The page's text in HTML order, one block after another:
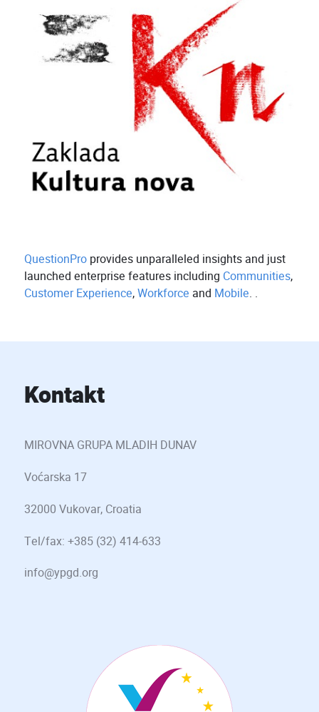
QuestionPro provides unparalleled insights and just
launched enterprise features including Communities,
Customer Experience,Workforce and Mobile. .
Kontakt
MIROVNA GRUPA MLADIH DUNAV
Voćarska 17
32000 Vukovar, Croatia
Tel/fax: +385 (32) 414-633
info@ypgd.org